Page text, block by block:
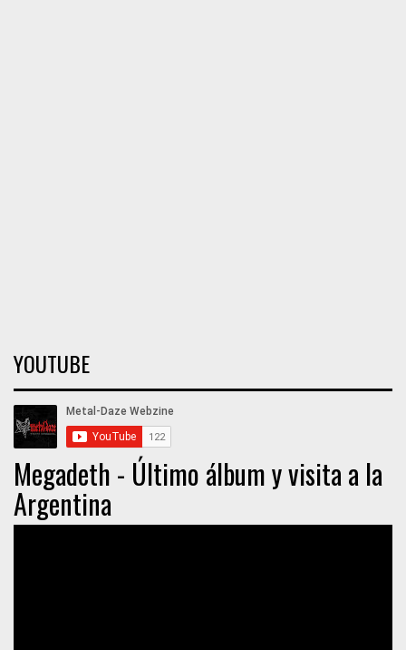
YOUTUBE
Megadeth - Último álbum y visita a la
Argentina